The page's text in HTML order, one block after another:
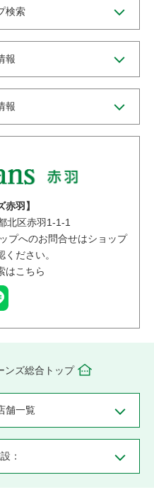
検索
報
報
赤羽】
北区赤羽1-1-1
へのお問合せはショップ
ださい。
はこちら
ンズ総合トップ
舗一覧
：